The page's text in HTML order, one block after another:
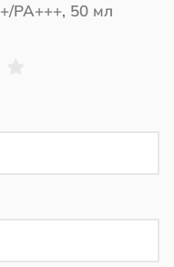
PA+++, 50 мл